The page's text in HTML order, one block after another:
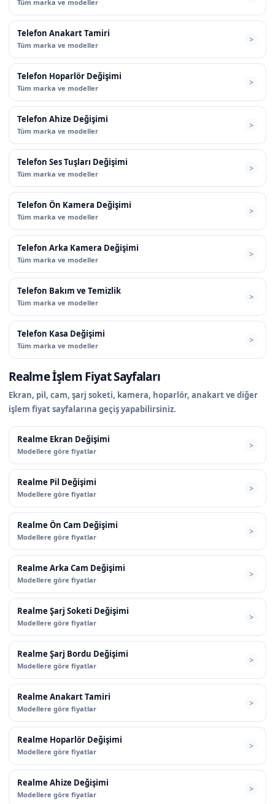
Tüm marka ve modeller
Telefon Anakart Tamiri
Tüm marka ve modeller
Telefon Hoparlör Değişimi
Tüm marka ve modeller
Telefon Ahize Değişimi
Tüm marka ve modeller
Telefon Ses Tuşları Değişimi
Tüm marka ve modeller
Telefon Ön Kamera Değişimi
Tüm marka ve modeller
Telefon Arka Kamera Değişimi
Tüm marka ve modeller
Telefon Bakım ve Temizlik
Tüm marka ve modeller
Telefon Kasa Değişimi
Tüm marka ve modeller
Realme İşlem Fiyat Sayfaları
Ekran, pil, cam, şarj soketi, kamera, hoparlör, anakart ve diğer
işlem fiyat sayfalarına geçiş yapabilirsiniz.
Realme Ekran Değişimi
Modellere göre fiyatlar
Realme Pil Değişimi
Modellere göre fiyatlar
Realme Ön Cam Değişimi
Modellere göre fiyatlar
Realme Arka Cam Değişimi
Modellere göre fiyatlar
Realme Şarj Soketi Değişimi
Modellere göre fiyatlar
Realme Şarj Bordu Değişimi
Modellere göre fiyatlar
Realme Anakart Tamiri
Modellere göre fiyatlar
Realme Hoparlör Değişimi
Modellere göre fiyatlar
Realme Ahize Değişimi
Modellere göre fiyatlar